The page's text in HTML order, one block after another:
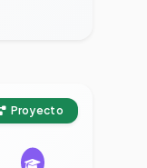
Proyecto